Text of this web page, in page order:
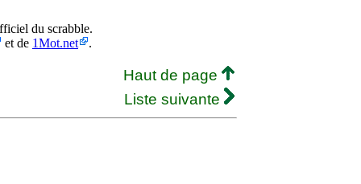
du scrabble.
et de 1Mot.net .
Haut de page
Liste suivante